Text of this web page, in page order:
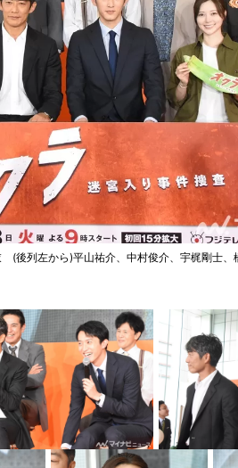
列左から)平山祐介、中村俊介、宇梶剛士、